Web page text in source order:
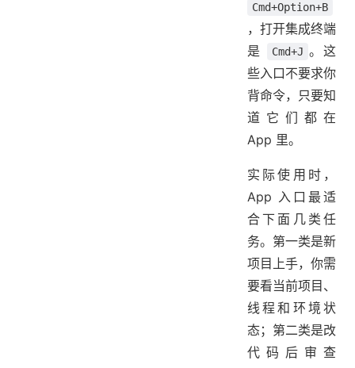
Cmd+Option+B
，打开集成终端
是
Cmd+J 。这
些入口不要求你
背命令，只要知
道它们都在
App 里。
实际使用时，
App 入口最适
合下面几类任
务。第一类是新
项目上手，你需
要看当前项目、
线程和环境状
态；第二类是改
代码后审查